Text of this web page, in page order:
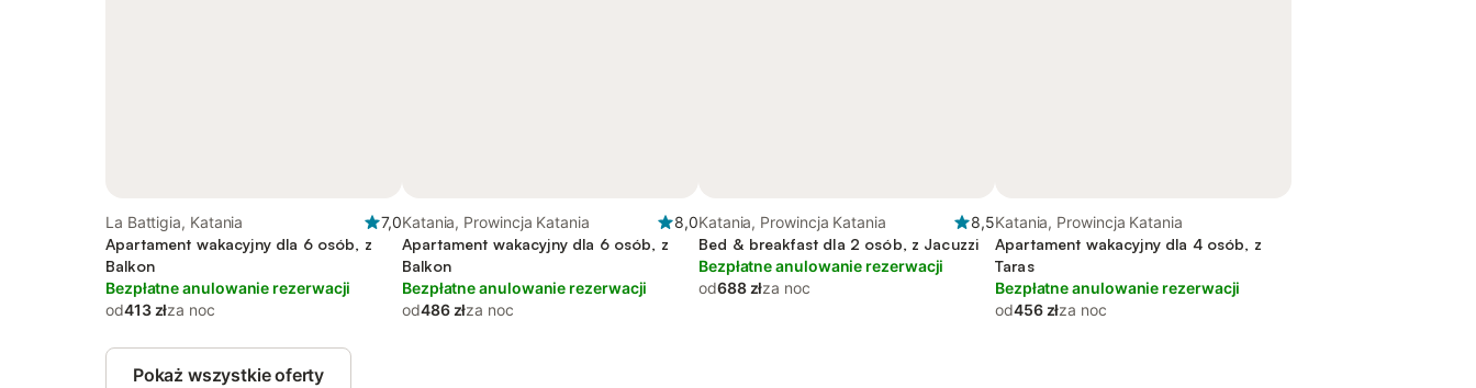
La Battigia, Katania
7,0
Apartament wakacyjny dla 6 osób, z
Balkon
Bezpłatne anulowanie rezerwacji
od413 złza noc
Katania, Prowincja Katania
8,0
Apartament wakacyjny dla 6 osób, z
Balkon
Bezpłatne anulowanie rezerwacji
od486 złza noc
Katania, Prowincja Katania
8,5
Bed & breakfast dla 2 osób, z Jacuzzi
Bezpłatne anulowanie rezerwacji
od688 złza noc
Katania, Prowincja Katania
Apartament wakacyjny dla 4 osób, z
Taras
Bezpłatne anulowanie rezerwacji
od456 złza noc
Pokaż wszystkie oferty